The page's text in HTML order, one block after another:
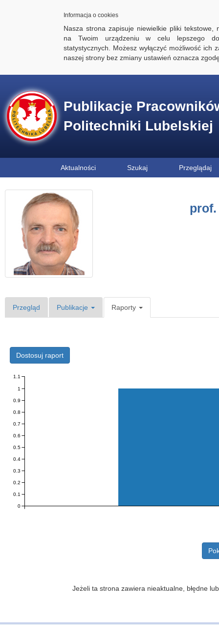
Informacja o cookies
Nasza strona zapisuje niewielkie pliki tekstowe,
na Twoim urządzeniu w celu lepszego
statystycznych. Możesz wyłączyć możliwość ich
naszej strony bez zmiany ustawień oznacza
Publikacje
Politechniki Lubelskiej
Aktualności Szukaj Przeglądaj
Przegląd Publikacje Raporty
Dostosuj raport
0
0.1
0.2
0.3
0.4
0.5
0.6
0.7
0.8
0.9
1
1.1
Jeżeli ta strona zawiera nieaktualne, błędne